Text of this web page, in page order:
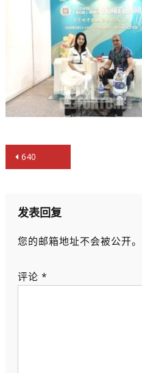
文
章
航
640
发表回复
您的邮箱地址不会被公开。
评论 *